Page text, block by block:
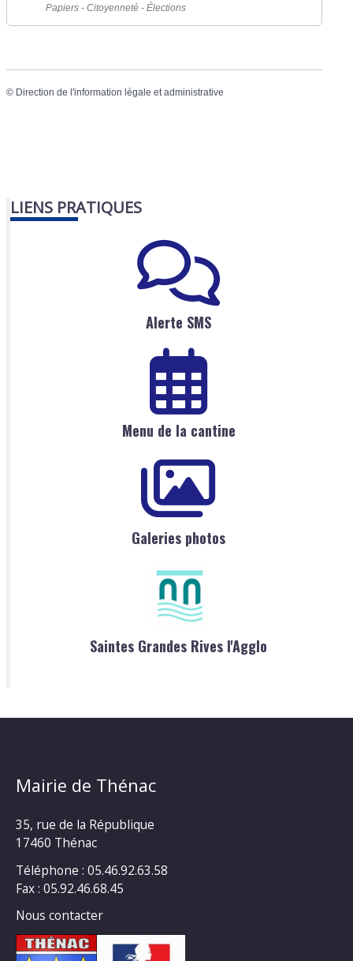
Papiers - Citoyenneté - Élections
© Direction de l'information légale et administrative
LIENS PRATIQUES
Alerte SMS
Menu de la cantine
Galeries photos
Saintes Grandes Rives l'Agglo
Mairie de Thénac
35, rue de la République
17460 Thénac
Téléphone : 05.46.92.63.58
Fax : 05.92.46.68.45
Nous contacter